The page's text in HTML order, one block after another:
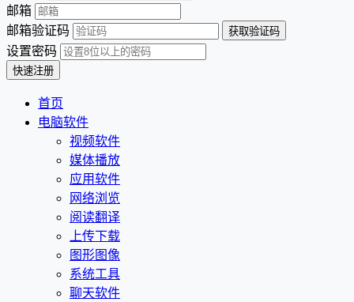
邮箱
邮箱验证码
设置密码
首页
电脑软件
视频软件
媒体播放
应用软件
网络浏览
阅读翻译
上传下载
图形图像
系统工具
聊天软件